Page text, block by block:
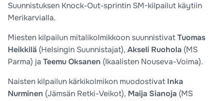
Suunnistuksen Knock-Out-sprintin SM-kilpailut käytiin
Merikarvialla.
Miesten kilpailun mitalikolmikkoon suunnistivatTuomas
Heikkilä (Helsingin Suunnistajat), Akseli Ruohola (MS
Parma) ja Teemu Oksanen (Ikaalisten Nouseva-Voima).
Naisten kilpailun kärkikolmikon muodostivat Inka
Nurminen (Jämsän Retki-Veikot), Maija Sianoja (MS